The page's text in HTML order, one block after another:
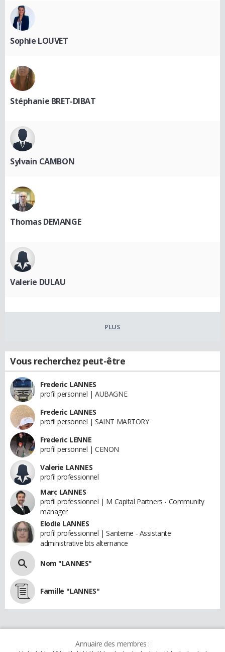
Sophie LOUVET
Stéphanie BRET-DIBAT
Sylvain CAMBON
Thomas DEMANGE
Valerie DULAU
PLUS
Vous recherchez peut-être
Frederic LANNES
profil personnel | AUBAGNE
Frederic LANNES
profil personnel | SAINT MARTORY
Frederic LENNE
profil personnel | CENON
Valerie LANNES
profil professionnel
Marc LANNES
profil professionnel | M Capital Partners - Community
manager
Elodie LANNES
profil professionnel | Santerne - Assistante
administrative bts alternance
Nom "LANNES"
Famille "LANNES"
Annuaire des membres :